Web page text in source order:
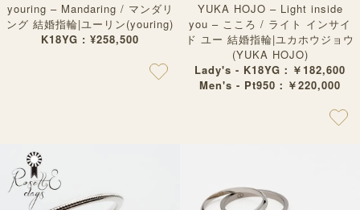
youring – Mandaring / マンダリ
ング 結婚指輪|ユーリン(youring)
K18YG : ¥258,500
YUKA HOJO – Light inside
you – こころ / ライト インサイ
ド ユー 結婚指輪|ユカホウジョウ
(YUKA HOJO)
Lady's - K18YG：￥182,600
Men's - Pt950：￥220,000